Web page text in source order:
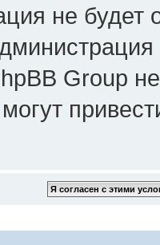
не будет
Group